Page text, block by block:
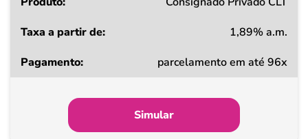
1,89% a.m.
parcelamento em até 96x
Simular